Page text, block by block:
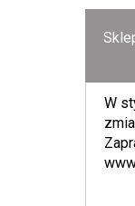
W